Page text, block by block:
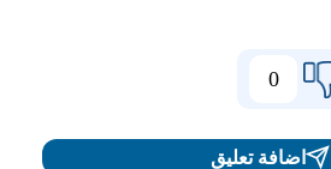
0
اضافة تعليق